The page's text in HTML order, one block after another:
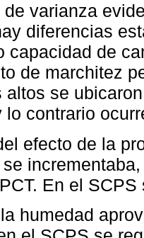
varianza
diferencias
capacidad de
de marchitez
altos se
lo contrario
efecto de la
En el
humedad